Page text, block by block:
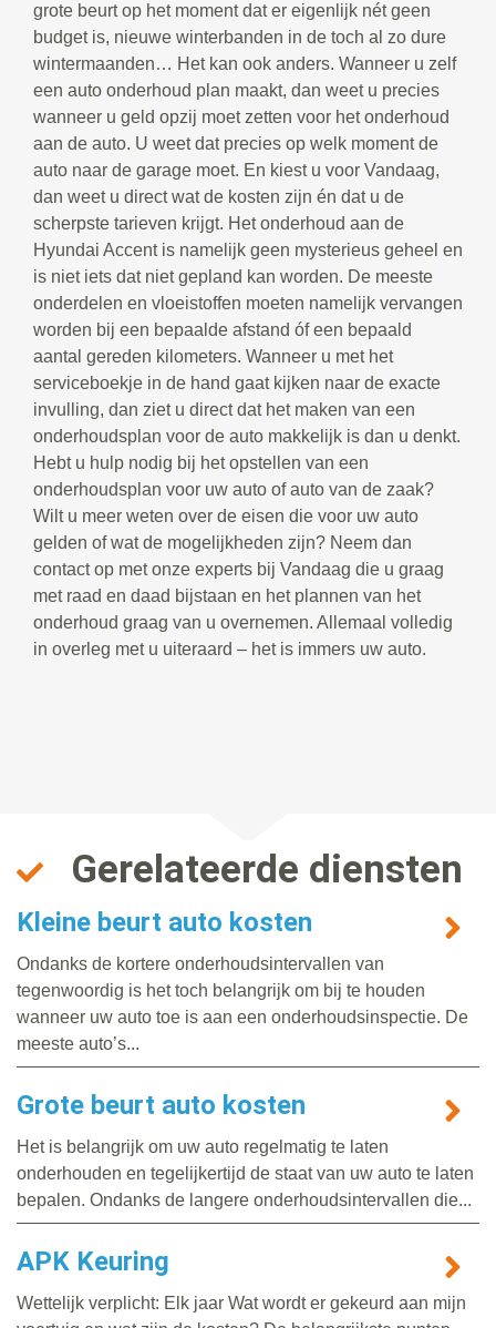
grote beurt op het moment dat er eigenlijk nét geen
budget is, nieuwe winterbanden in de toch al zo dure
wintermaanden… Het kan ook anders. Wanneer u zelf
een auto onderhoud plan maakt, dan weet u precies
wanneer u geld opzij moet zetten voor het onderhoud
aan de auto. U weet dat precies op welk moment de
auto naar de garage moet. En kiest u voor Vandaag,
dan weet u direct wat de kosten zijn én dat u de
scherpste tarieven krijgt. Het onderhoud aan de
Hyundai Accent is namelijk geen mysterieus geheel en
is niet iets dat niet gepland kan worden. De meeste
onderdelen en vloeistoffen moeten namelijk vervangen
worden bij een bepaalde afstand óf een bepaald
aantal gereden kilometers. Wanneer u met het
serviceboekje in de hand gaat kijken naar de exacte
invulling, dan ziet u direct dat het maken van een
onderhoudsplan voor de auto makkelijk is dan u denkt.
Hebt u hulp nodig bij het opstellen van een
onderhoudsplan voor uw auto of auto van de zaak?
Wilt u meer weten over de eisen die voor uw auto
gelden of wat de mogelijkheden zijn? Neem dan
contact op met onze experts bij Vandaag die u graag
met raad en daad bijstaan en het plannen van het
onderhoud graag van u overnemen. Allemaal volledig
in overleg met u uiteraard – het is immers uw auto.
Gerelateerde diensten
Kleine beurt auto kosten
Ondanks de kortere onderhoudsintervallen van
tegenwoordig is het toch belangrijk om bij te houden
wanneer uw auto toe is aan een onderhoudsinspectie. De
meeste auto’s...
Grote beurt auto kosten
Het is belangrijk om uw auto regelmatig te laten
onderhouden en tegelijkertijd de staat van uw auto te laten
bepalen. Ondanks de langere onderhoudsintervallen die...
APK Keuring
Wettelijk verplicht: Elk jaar Wat wordt er gekeurd aan mijn